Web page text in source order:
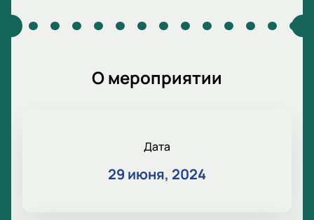
О мероприятии
Дата
29 июня, 2024